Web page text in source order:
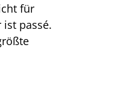
für
passé.